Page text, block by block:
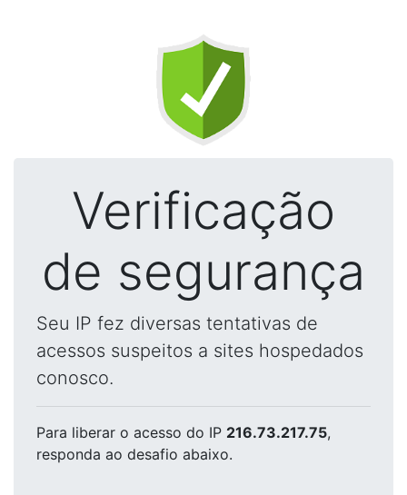
Verificação
de segurança
Seu IP fez diversas tentativas de
acessos suspeitos a sites hospedados
conosco.
Para liberar o acesso do IP 216.73.217.75,
responda ao desafio abaixo.